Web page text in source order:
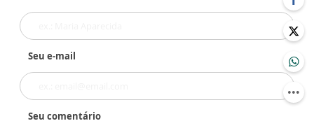
Seu e-mail
Seu comentário